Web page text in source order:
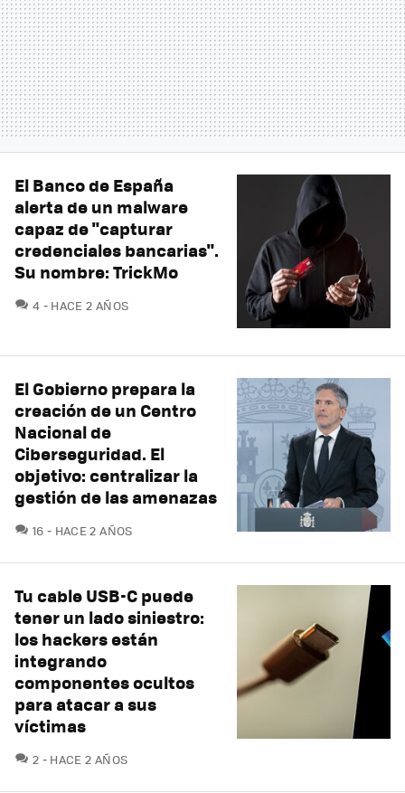
El Banco de España
alerta de un malware
capaz de "capturar
credenciales bancarias".
Su nombre: TrickMo
4 COMENTARIOS
HACE 2 AÑOS
El Gobierno prepara la
creación de un Centro
Nacional de
Ciberseguridad. El
objetivo: centralizar la
gestión de las amenazas
16 COMENTARIOS
HACE 2 AÑOS
Tu cable USB-C puede
tener un lado siniestro:
los hackers están
integrando
componentes ocultos
para atacar a sus
víctimas
2 COMENTARIOS
HACE 2 AÑOS